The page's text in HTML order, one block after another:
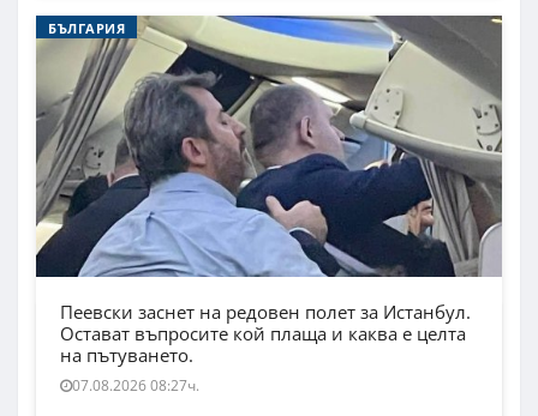
БЪЛГАРИЯ
Пеевски заснет на редовен полет за Истанбул.
Остават въпросите кой плаща и каква е целта
на пътуването.
07.08.2026 08:27ч.